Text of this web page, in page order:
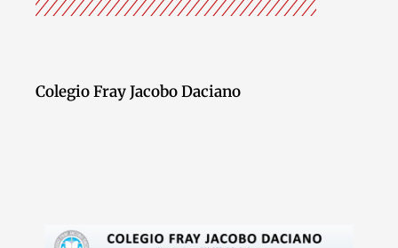
Colegio Fray Jacobo Daciano